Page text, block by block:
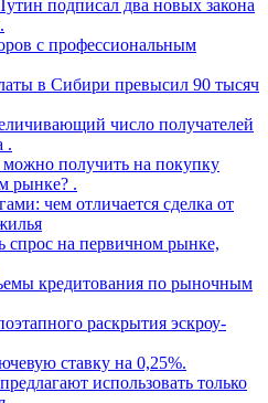
подписал два новых закона
с профессиональным
в Сибири превысил 90 тысяч
число получателей
.
получить на покупку
рынке? .
чем отличается сделка от
спрос на первичном рынке,
кредитования по рыночным
раскрытия эскроу-
ставку на 0,25%.
использовать только